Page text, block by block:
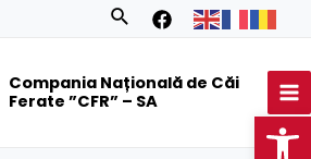
Search
Compania Națională de Căi
Ferate ”CFR” – SA